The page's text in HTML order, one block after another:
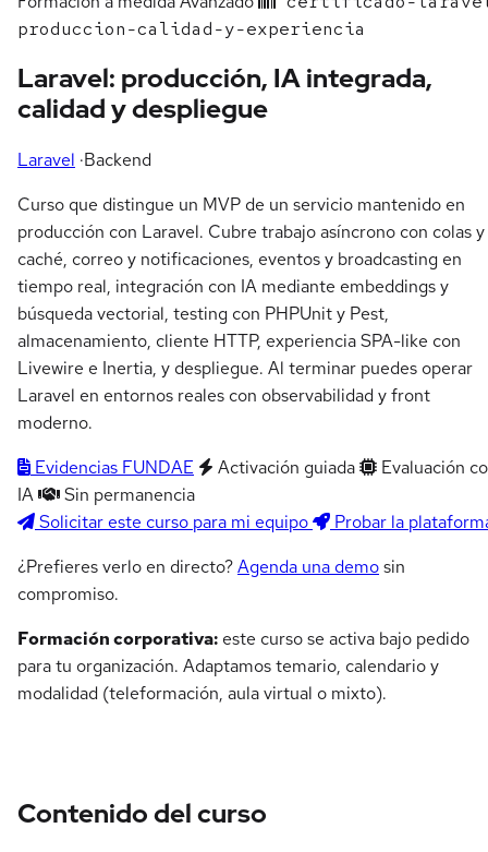
produccion-calidad-y-experiencia
Laravel: producción, IA integrada,
calidad y despliegue
Laravel ·Backend
Curso que distingue un MVP de un servicio mantenido en
producción con Laravel. Cubre trabajo asíncrono con colas y
caché, correo y notificaciones, eventos y broadcasting en
tiempo real, integración con IA mediante embeddings y
búsqueda vectorial, testing con PHPUnit y Pest,
almacenamiento, cliente HTTP, experiencia SPA-like con
Livewire e Inertia, y despliegue. Al terminar puedes operar
Laravel en entornos reales con observabilidad y front
moderno.
Evidencias FUNDAE
Activación guiada
Evaluación
IA
Sin permanencia
Solicitar este curso para mi equipo
Probar la
¿Prefieres verlo en directo?Agenda una demosin
compromiso.
Formación corporativa: este curso se activa bajo pedido
para tu organización. Adaptamos temario, calendario y
modalidad (teleformación, aula virtual o mixto).
Contenido del curso